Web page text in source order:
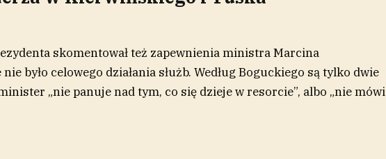
skomentował też zapewnienia ministra Marcina
było celowego działania służb. Według Boguckiego są tylko dwie
„nie panuje nad tym, co się dzieje w resorcie”, albo „nie mówi